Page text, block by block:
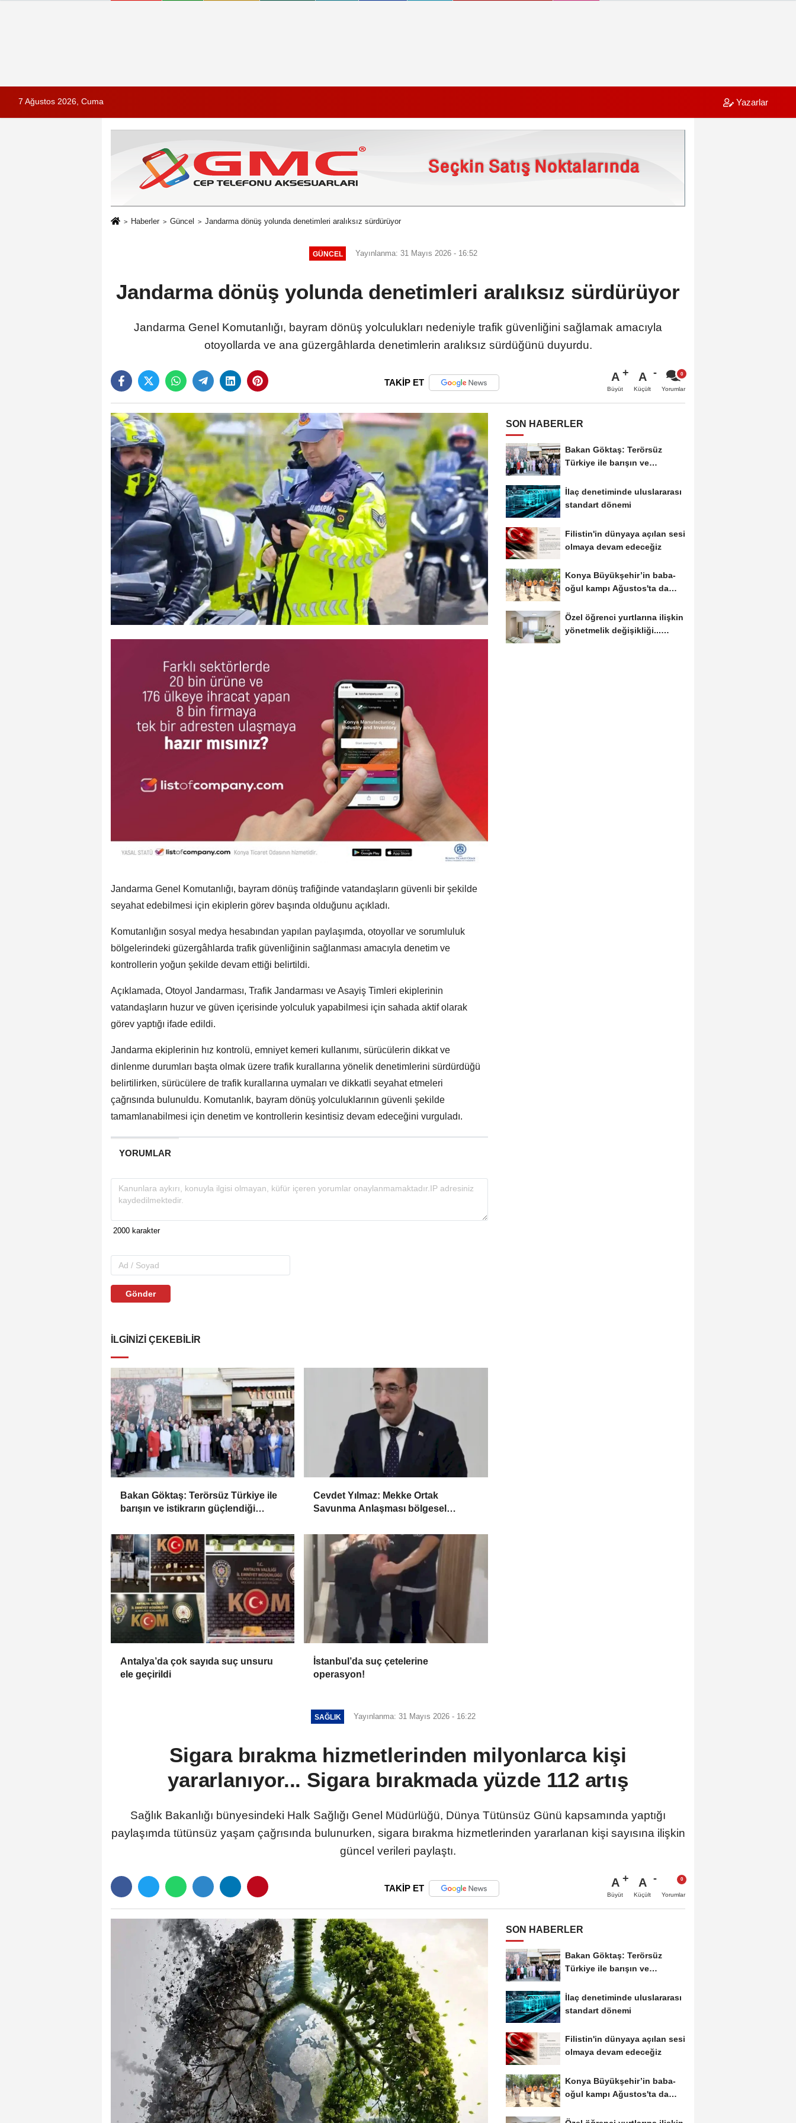
7 Ağustos 2026, Cuma Yazarlar
Haberler Güncel Jandarma dönüş yolunda denetimleri aralıksız sürdürüyor
GÜNCEL Yayınlanma: 31 Mayıs 2026 - 16:52
Jandarma dönüş yolunda denetimleri aralıksız sürdürüyor
Jandarma Genel Komutanlığı, bayram dönüş yolculukları nedeniyle trafik güvenliğini sağlamak amacıyla
otoyollarda ve ana güzergâhlarda denetimlerin aralıksız sürdüğünü duyurdu.
TAKİP ET A
Büyüt
A
Küçült Yorumlar
Jandarma Genel Komutanlığı, bayram dönüş trafiğinde vatandaşların güvenli bir şekilde
seyahat edebilmesi için ekiplerin görev başında olduğunu açıkladı.
Komutanlığın sosyal medya hesabından yapılan paylaşımda, otoyollar ve sorumluluk
bölgelerindeki güzergâhlarda trafik güvenliğinin sağlanması amacıyla denetim ve
kontrollerin yoğun şekilde devam ettiği belirtildi.
Açıklamada, Otoyol Jandarması, Trafik Jandarması ve Asayiş Timleri ekiplerinin
vatandaşların huzur ve güven içerisinde yolculuk yapabilmesi için sahada aktif olarak
görev yaptığı ifade edildi.
Jandarma ekiplerinin hız kontrolü, emniyet kemeri kullanımı, sürücülerin dikkat ve
dinlenme durumları başta olmak üzere trafik kurallarına yönelik denetimlerini sürdürdüğü
belirtilirken, sürücülere de trafik kurallarına uymaları ve dikkatli seyahat etmeleri
çağrısında bulunuldu. Komutanlık, bayram dönüş yolculuklarının güvenli şekilde
tamamlanabilmesi için denetim ve kontrollerin kesintisiz devam edeceğini vurguladı.
YORUMLAR
Gönder
İLGINIZI ÇEKEBILIR
Bakan Göktaş: Terörsüz Türkiye ile
barışın ve istikrarın güçlendiği
Cevdet Yılmaz: Mekke Ortak
Savunma Anlaşması bölgesel
Antalya’da çok sayıda suç unsuru
ele geçirildi
İstanbul’da suç çetelerine
operasyon!
SON HABERLER
Bakan Göktaş: Terörsüz
Türkiye ile barışın ve
İlaç denetiminde uluslararası
standart dönemi
Filistin'in dünyaya açılan sesi
olmaya devam edeceğiz
Konya Büyükşehir’in baba-
oğul kampı Ağustos'ta da
Özel öğrenci yurtlarına ilişkin
yönetmelik değişikliği...
SAĞLIK Yayınlanma: 31 Mayıs 2026 - 16:22
Sigara bırakma hizmetlerinden milyonlarca kişi
yararlanıyor... Sigara bırakmada yüzde 112 artış
Sağlık Bakanlığı bünyesindeki Halk Sağlığı Genel Müdürlüğü, Dünya Tütünsüz Günü kapsamında yaptığı
paylaşımda tütünsüz yaşam çağrısında bulunurken, sigara bırakma hizmetlerinden yararlanan kişi sayısına ilişkin
güncel verileri paylaştı.
TAKİP ET A
Büyüt
A
Küçült Yorumlar
SON HABERLER
Bakan Göktaş: Terörsüz
Türkiye ile barışın ve
İlaç denetiminde uluslararası
standart dönemi
Filistin'in dünyaya açılan sesi
olmaya devam edeceğiz
Konya Büyükşehir’in baba-
oğul kampı Ağustos'ta da